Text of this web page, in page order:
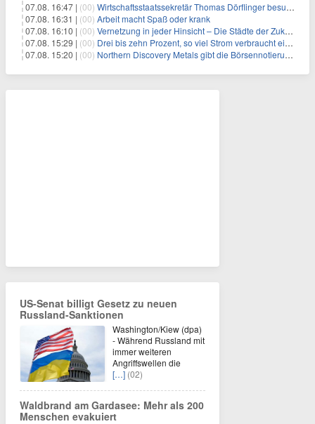
07.08. 16:47 | (00) Wirtschaftsstaatssekretär Thomas Dörflinger besucht Handwerksbetrieb im Kammerbezirk Freiburg
07.08. 16:31 | (00) Arbeit macht Spaß oder krank
07.08. 16:10 | (00) Vernetzung in jeder Hinsicht – Die Städte der Zukunft sind grün-blau
07.08. 15:29 | (00) Drei bis zehn Prozent, so viel Strom verbraucht ein Aufzug im Gebäude
07.08. 15:20 | (00) Northern Discovery Metals gibt die Börsennotierung an der Frankfurter Wertpapierbörse bekannt
US-Senat billigt Gesetz zu neuen
Russland-Sanktionen
Washington/Kiew (dpa)
- Während Russland mit
immer weiteren
Angriffswellen die
[…] (02)
Waldbrand am Gardasee: Mehr als 200
Menschen evakuiert